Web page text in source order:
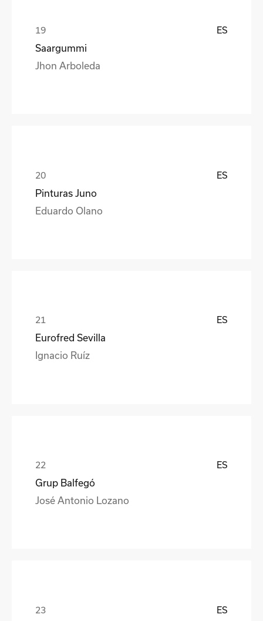
ES
Saargummi
Jhon Arboleda
ES
Pinturas Juno
Eduardo Olano
ES
Eurofred Sevilla
Ignacio Ruíz
ES
Grup Balfegó
José Antonio Lozano
ES